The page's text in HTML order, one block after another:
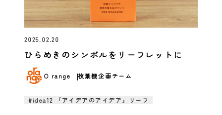
2025.02.20
ひらめきのシンボルをリーフレットに
O range 枚葉機企画チーム
#idea12 「アイデアのアイデア」リーフ